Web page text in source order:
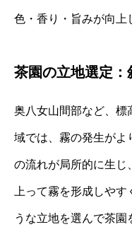
色・香り・旨みが向上
茶園の立地選定：
奥八女山間部など、標
域では、霧の発生がよ
の流れが局所的に生じ
上って霧を形成しや
うな立地を選んで茶